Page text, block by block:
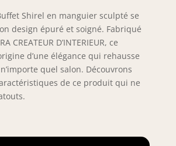
Shirel en manguier sculpté se
design épuré et soigné. Fabriqué
CREATEUR D’INTERIEUR, ce
d’une élégance qui rehausse
quel salon. Découvrons
de ce produit qui ne